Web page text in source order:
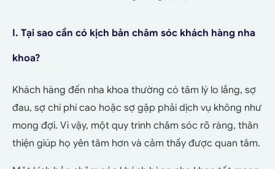
I. Tại sao cần có kịch bản chăm sóc khách hàng nha
khoa?
Khách hàng đến nha khoa thường có tâm lý lo lắng, sợ
đau, sợ chi phí cao hoặc sợ gặp phải dịch vụ không như
mong đợi. Vì vậy, một quy trình chăm sóc rõ ràng, thân
thiện giúp họ yên tâm hơn và cảm thấy được quan tâm.